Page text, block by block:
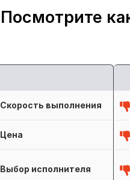
Посмотрите
Скорость выполнения
Цена
Выбор исполнителя